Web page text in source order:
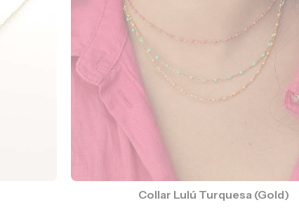
Collar Lulú Turquesa (Gold)